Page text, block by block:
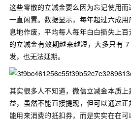
这些零散的立减金要么因为忘记使用
一直闲置。数据显示，每年超过六成
息地作废，平均每人每年白白损失上
的立减金有效期越来越短，大多只有
发，也无法延期。
其实很多人不知道，微信立减金本质
益，虽然不能直接提现，但可以通过
能用来消费的抵扣券，而是实实在在